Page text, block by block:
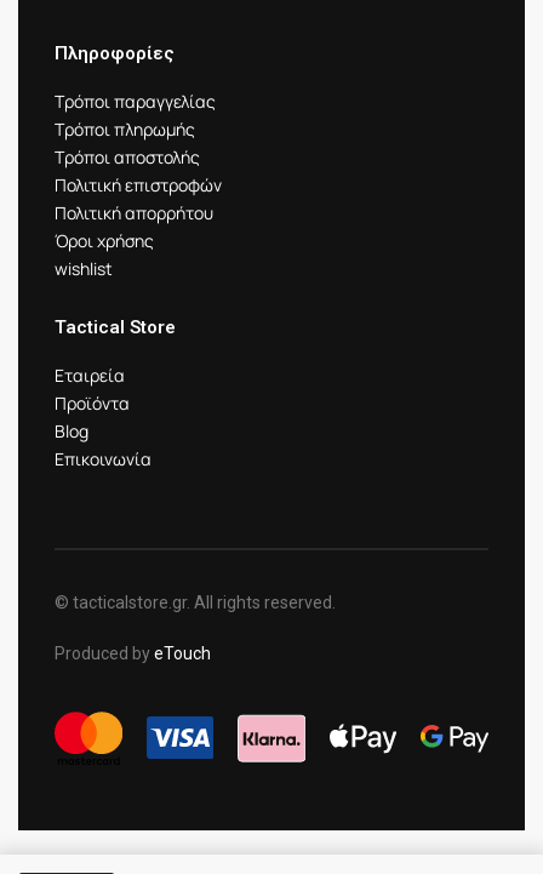
Πληροφορίες
Τρόποι παραγγελίας
Τρόποι πληρωμής
Τρόποι αποστολής
Πολιτική επιστροφών
Πολιτική απορρήτου
Όροι χρήσης
wishlist
Tactical Store
Εταιρεία
Προϊόντα
Blog
Επικοινωνία
© tacticalstore.gr. All rights reserved.
Produced byeTouch